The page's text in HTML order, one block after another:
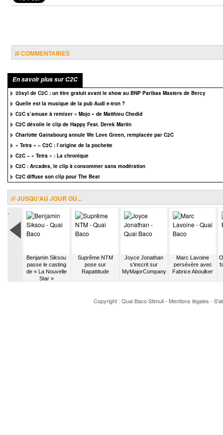
/// COMMENTAIRES
En savoir plus sur C2C
20syl de C2C : un titre gratuit avant le show au BNP Paribas Masters de Bercy
Quelle est la musique de la pub Audi e-tron ?
C2C s’amuse à remixer « Mojo » de Matthieu Chedid
C2C dévoile le clip de Happy Feat. Derek Martin
Charlotte Gainsbourg annule We Love Green, remplacée par C2C
« Tetra » – C2C : l’origine de la pochette
C2C – « Tetra » : La chronique
C2C : Arcades, le clip à consommer sans modération
C2C diffuse son clip pour The Beat
/// JUSQU'AU JOUR OÙ...
.
Benjamin Siksou
passe le casting
de « La Nouvelle
Star »
Suprême NTM
pose sur
Rapattitude
Joyce Jonathan
s’inscrit sur
MyMajorCompany
Marc Lavoine
persévère avec
Fabrice Aboulker
Copyright : Quai BacoStimuli- Mentions légales -